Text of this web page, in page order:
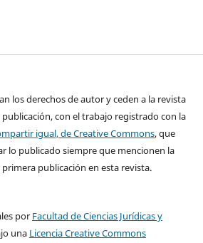
los derechos de autor y ceden a la revista
con el trabajo registrado con la
igual, de Creative Commons, que
lo publicado siempre que mencionen la
publicación en esta revista.
por Facultad de Ciencias Jurídicas y
una Licencia Creative Commons